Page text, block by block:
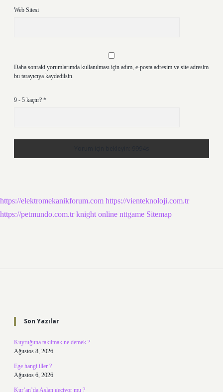
Web Sitesi
Daha sonraki yorumlarımda kullanılması için adım, e-posta adresim ve site adresim
bu tarayıcıya kaydedilsin.
9 - 5 kaçtır? *
https://elektromekanikforum.com https://vienteknoloji.com.tr
https://petmundo.com.tr knight online nttgame Sitemap
Son Yazılar
Kuyruğuna takılmak ne demek ?
Ağustos 8, 2026
Ege hangi iller ?
Ağustos 6, 2026
Kur’an’da Aslan geçiyor mu ?